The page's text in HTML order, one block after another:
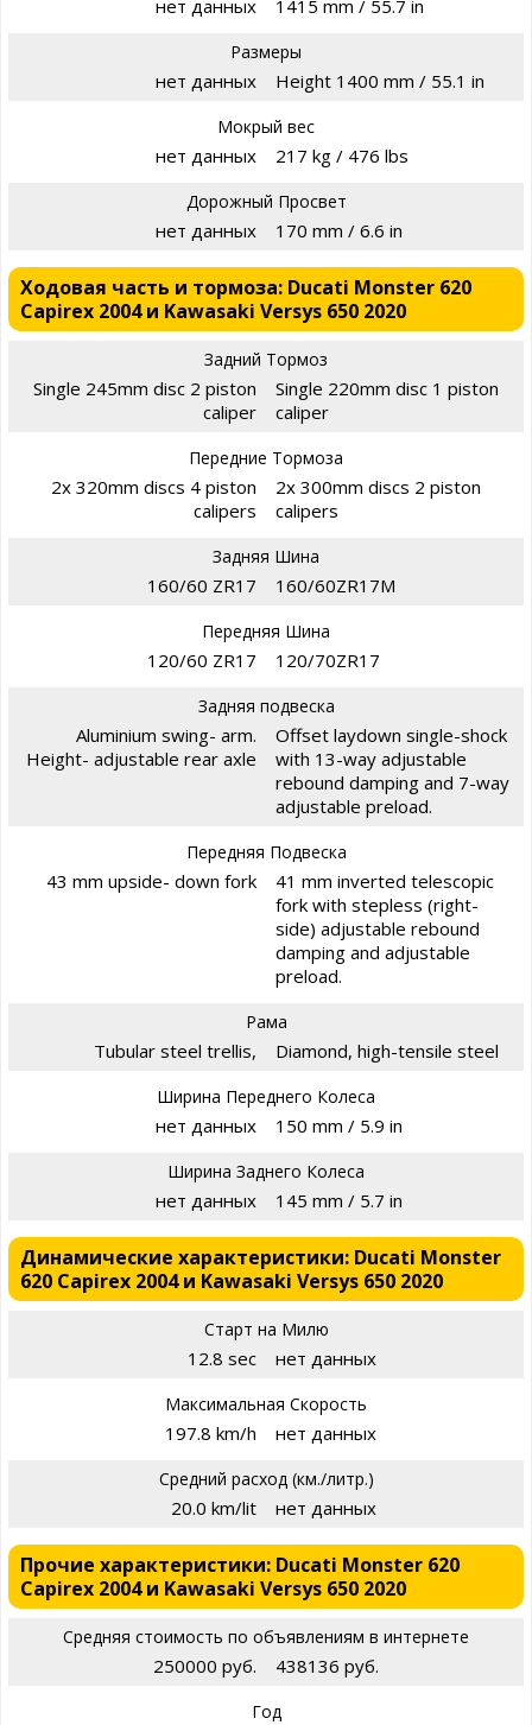
нет данных 1415 mm / 55.7 in
Размеры
нет данных Height 1400 mm / 55.1 in
Мокрый вес
нет данных 217 kg / 476 lbs
Дорожный Просвет
нет данных 170 mm / 6.6 in
Ходовая часть и тормоза: Ducati Monster 620
Capirex 2004 и Kawasaki Versys 650 2020
Задний Тормоз
Single 245mm disc 2 piston
caliper
Single 220mm disc 1 piston
caliper
Передние Тормоза
2x 320mm discs 4 piston
calipers
2x 300mm discs 2 piston
calipers
Задняя Шина
160/60 ZR17 160/60ZR17M
Передняя Шина
120/60 ZR17 120/70ZR17
Задняя подвеска
Aluminium swing- arm.
Height- adjustable rear axle
Offset laydown single-shock
with 13-way adjustable
rebound damping and 7-way
adjustable preload.
Передняя Подвеска
43 mm upside- down fork
41 mm inverted telescopic
fork with stepless (right-
side) adjustable rebound
damping and adjustable
preload.
Рама
Tubular steel trellis, Diamond, high-tensile steel
Ширина Переднего Колеса
нет данных 150 mm / 5.9 in
Ширина Заднего Колеса
нет данных 145 mm / 5.7 in
Динамические характеристики: Ducati Monster
620 Capirex 2004 и Kawasaki Versys 650 2020
Старт на Милю
12.8 sec нет данных
Максимальная Скорость
197.8 km/h нет данных
Средний расход (км./литр.)
20.0 km/lit нет данных
Прочие характеристики: Ducati Monster 620
Capirex 2004 и Kawasaki Versys 650 2020
Средняя стоимость по объявлениям в интернете
250000 руб. 438136 руб.
Год